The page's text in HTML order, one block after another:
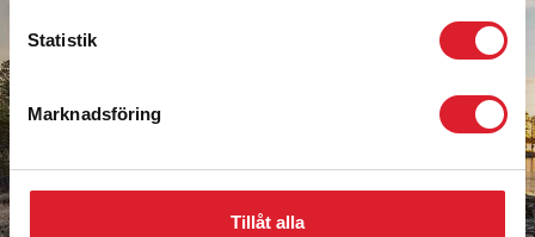
Statistik
Marknadsföring
Tillåt alla